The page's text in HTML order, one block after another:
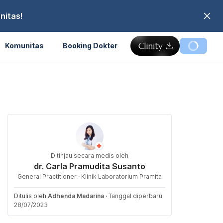
Komunitas Booking Dokter
Ditinjau secara medis oleh
dr. Carla Pramudita Susanto
General Practitioner · Klinik Laboratorium Pramita
Ditulis oleh Adhenda Madarina · Tanggal diperbarui
28/07/2023